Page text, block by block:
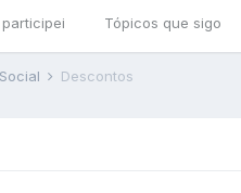
Tópicos que sigo
Descontos